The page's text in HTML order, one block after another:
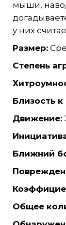
мыши,
у них
Размер:
Степень
Близость к
Движение:
Ближний
Общее